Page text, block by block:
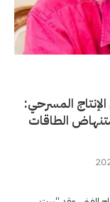
المسرحي:
الطاقات